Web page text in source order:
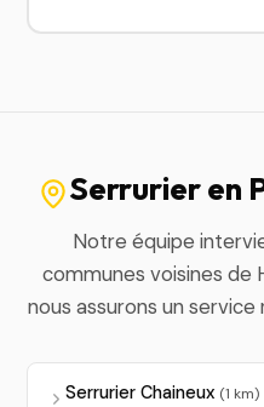
Serrurier en
Notre équipe
communes voisines de
nous assurons un
Serrurier Chaineux (1 km)